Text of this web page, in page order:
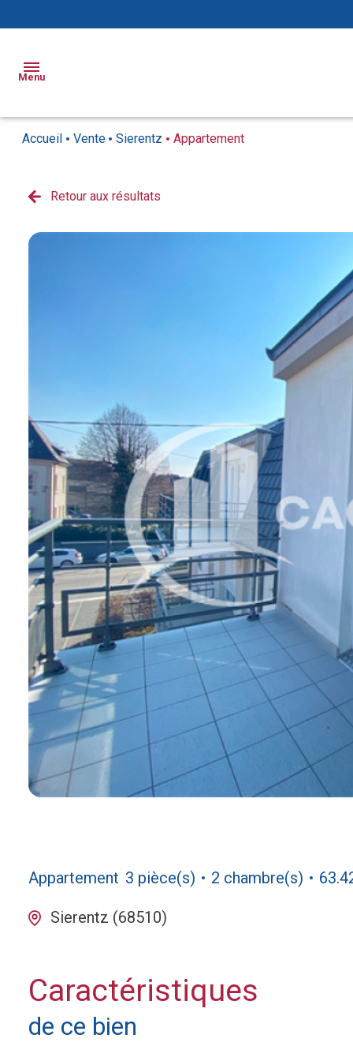
Menu
Appartements
Maisons
Locations
Appartements
Maisons
Vendus
Accueil Vente Sierentz Appartement
Retour aux résultats
Appartement 3 pièce(s) 2 chambre(s)
Sierentz (68510)
Caractéristiques
de ce bien